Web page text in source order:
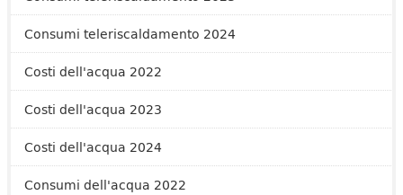
Consumi teleriscaldamento 2024
Costi dell'acqua 2022
Costi dell'acqua 2023
Costi dell'acqua 2024
Consumi dell'acqua 2022